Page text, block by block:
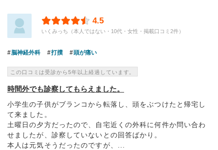
4.5
いくみっち（本人ではない・10代・女性・掲載口コミ2件）
脳神経外科 打撲 頭が痛い
この口コミは受診から5年以上経過しています。
時間外でも診察してもらえました。
小学生の子供がブランコから転落し、頭をぶつけたと帰宅し
て来ました。
土曜日の夕方だったので、自宅近くの外科に何件か問い合わ
せましたが、診察していないとの回答ばかり。
本人は元気そうだったのですが、...